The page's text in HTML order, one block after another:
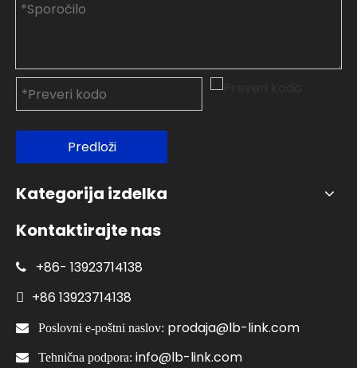
Predloži
Kategorija izdelka
Kontaktirajte nas
 +86- 13923714138
 +86 13923714138
 Poslovni e-poštni naslov: prodaja@lb-link.com
 Tehnična podpora: info@lb-link.com